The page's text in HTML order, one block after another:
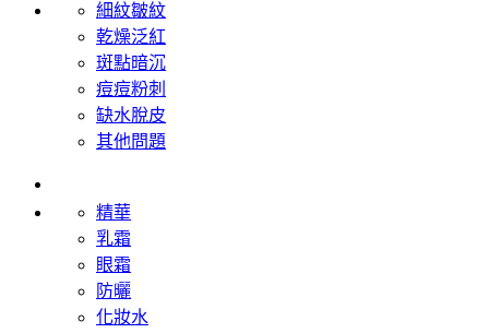
細紋皺紋
乾燥泛紅
斑點暗沉
痘痘粉刺
缺水脫皮
其他問題
精華
乳霜
眼霜
防曬
化妝水